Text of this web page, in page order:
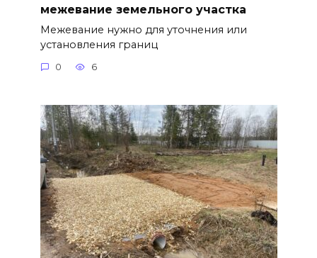
межевание земельного участка
Межевание нужно для уточнения или
установления границ
0 6